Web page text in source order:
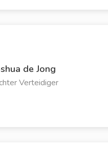
de Jong
Verteidiger